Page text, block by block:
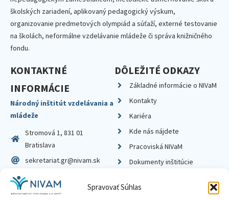
Spravovať Súhlas
školských zariadení, aplikovaný pedagogický výskum,
organizovanie predmetových olympiád a súťaží, externé testovanie
na školách, neformálne vzdelávanie mládeže či správa knižničného
fondu.
KONTAKTNÉ
INFORMÁCIE
Národný inštitút vzdelávania a
mládeže
Stromová 1, 831 01
Bratislava
sekretariat.gr@nivam.sk
IČO: 00164348
DIČ: 2020798714
DÔLEŽITÉ ODKAZY
Základné informácie o NIVaM
Kontakty
Kariéra
Kde nás nájdete
Pracoviská NIVaM
Dokumenty inštitúcie